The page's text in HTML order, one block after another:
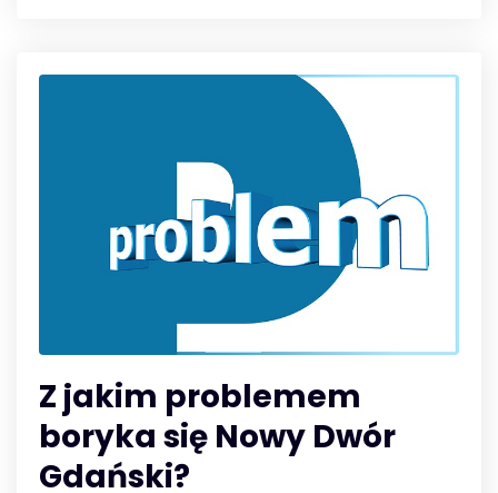
Z jakim problemem
boryka się Nowy Dwór
Gdański?